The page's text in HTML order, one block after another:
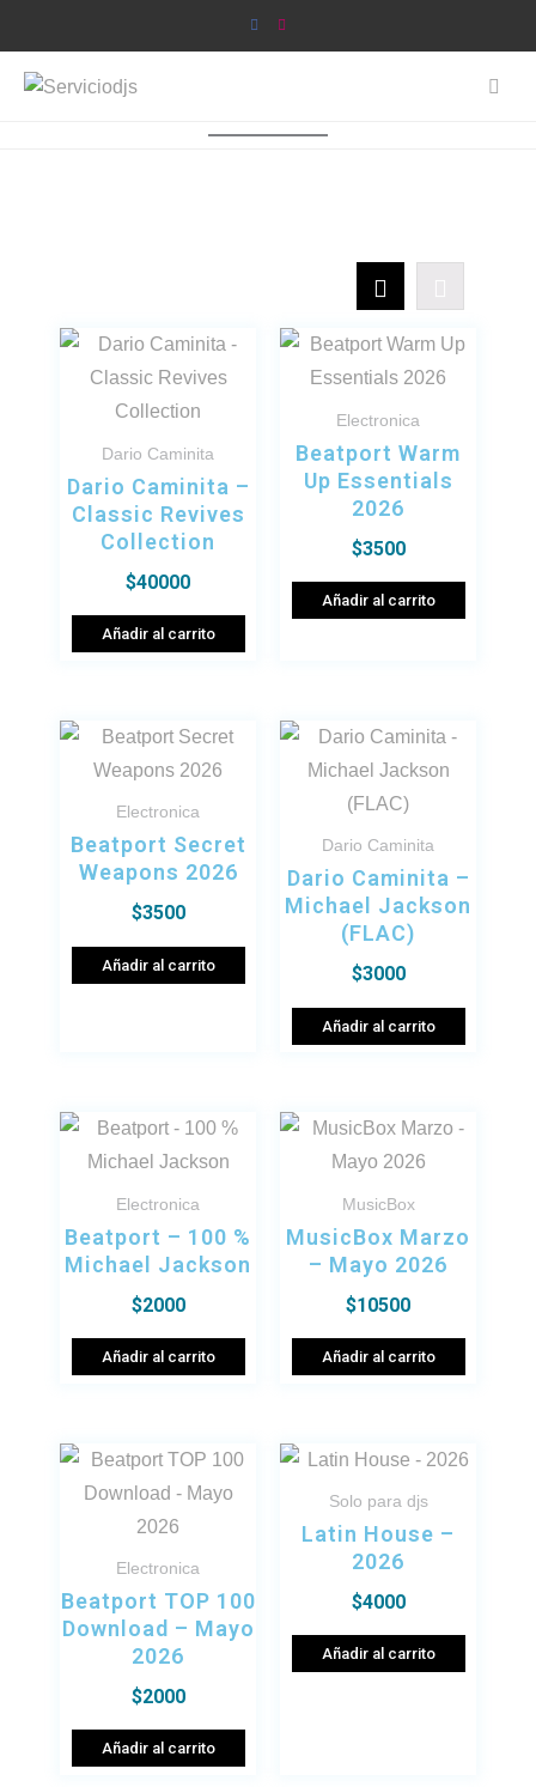
Dario Caminita
Dario Caminita –
Classic Revives
Collection
$40000
Añadir al carrito
Electronica
Beatport Warm
Up Essentials
2026
$3500
Añadir al carrito
Electronica
Beatport Secret
Weapons 2026
$3500
Añadir al carrito
Dario Caminita
Dario Caminita –
Michael Jackson
(FLAC)
$3000
Añadir al carrito
Electronica
Beatport – 100 %
Michael Jackson
$2000
Añadir al carrito
MusicBox
MusicBox Marzo
– Mayo 2026
$10500
Añadir al carrito
Electronica
Beatport TOP 100
Download – Mayo
2026
$2000
Añadir al carrito
Solo para djs
Latin House –
2026
$4000
Añadir al carrito